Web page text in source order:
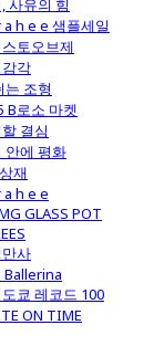
사유의 힘
a h e e 샘플세일
토오브제
각
는 조형
B로소 마켓
결심
안에 평화
재
a h e e
GLASS POT
사
Ballerina
쿄 레코드 100
ON TIME